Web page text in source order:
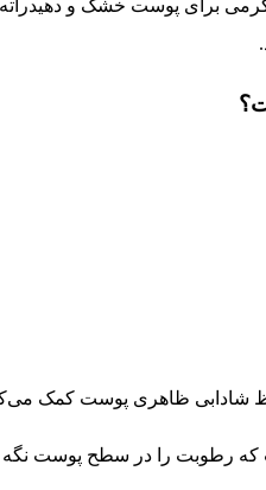
کرم آبرسان ۱۰۰ گرمی برای
شادابی ظاهری پوست کمک
که رطوبت را در سطح پوست نگه